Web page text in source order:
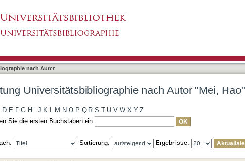
nach Autor
Universitätsbibliographie nach Autor "Mei, Hao"
D E F G H J K L M N O P Q R S T U V W X Y Z
Sie die ersten Buchstaben ein:
Sortierung: Ergebnisse: